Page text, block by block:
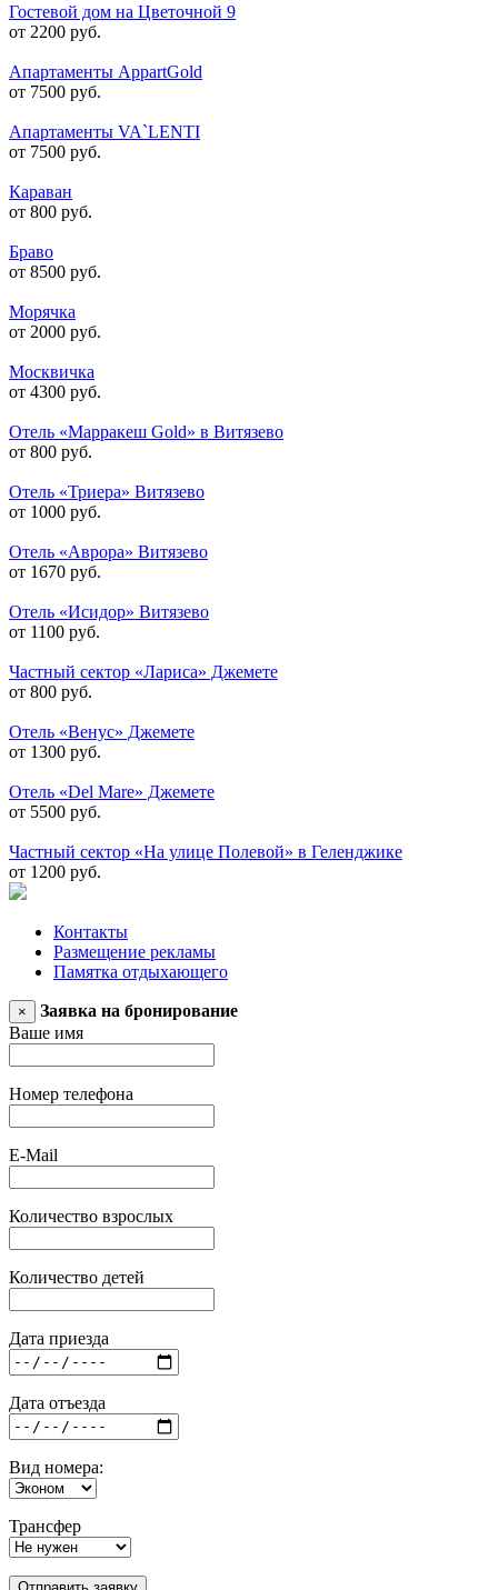
Гостевой дом на Цветочной 9
от 2200 руб.
Апартаменты AppartGold
от 7500 руб.
Апартаменты VA`LENTI
от 7500 руб.
Караван
от 800 руб.
Браво
от 8500 руб.
Морячка
от 2000 руб.
Москвичка
от 4300 руб.
Отель «Марракеш Gold» в Витязево
от 800 руб.
Отель «Триера» Витязево
от 1000 руб.
Отель «Аврора» Витязево
от 1670 руб.
Отель «Исидор» Витязево
от 1100 руб.
Частный сектор «Лариса» Джемете
от 800 руб.
Отель «Венус» Джемете
от 1300 руб.
Отель «Del Mare» Джемете
от 5500 руб.
Частный сектор «На улице Полевой» в Геленджике
от 1200 руб.
Контакты
Размещение рекламы
Памятка отдыхающего
×
Заявка на бронирование
Ваше имя
Номер телефона
E-Mail
Количество взрослых
Количество детей
Дата приезда
Дата отъезда
Вид номера:
Трансфер